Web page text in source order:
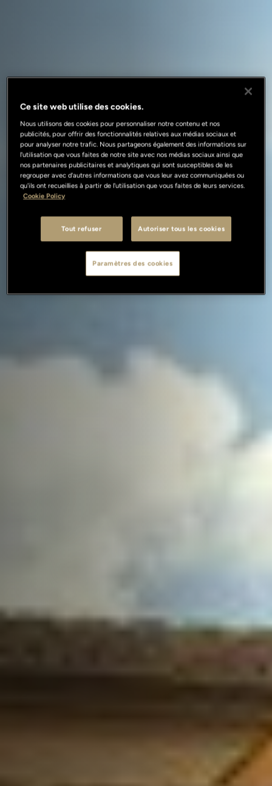
Ce site web utilise des cookies.
Nous utilisons des cookies pour personnaliser notre contenu et nos
publicités, pour offrir des fonctionnalités relatives aux médias sociaux et
pour analyser notre trafic. Nous partageons également des informations sur
l'utilisation que vous faites de notre site avec nos médias sociaux ainsi que
nos partenaires publicitaires et analytiques qui sont susceptibles de les
regrouper avec d'autres informations que vous leur avez communiquées ou
qu'ils ont recueillies à partir de l'utilisation que vous faites de leurs services.
Cookie Policy
Tout refuser Autoriser tous les cookies
Paramètres des cookies